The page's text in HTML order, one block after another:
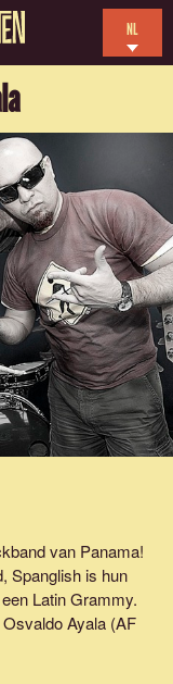
NL
van Panama!
Spanglish is hun
Latin Grammy.
Ayala (AF